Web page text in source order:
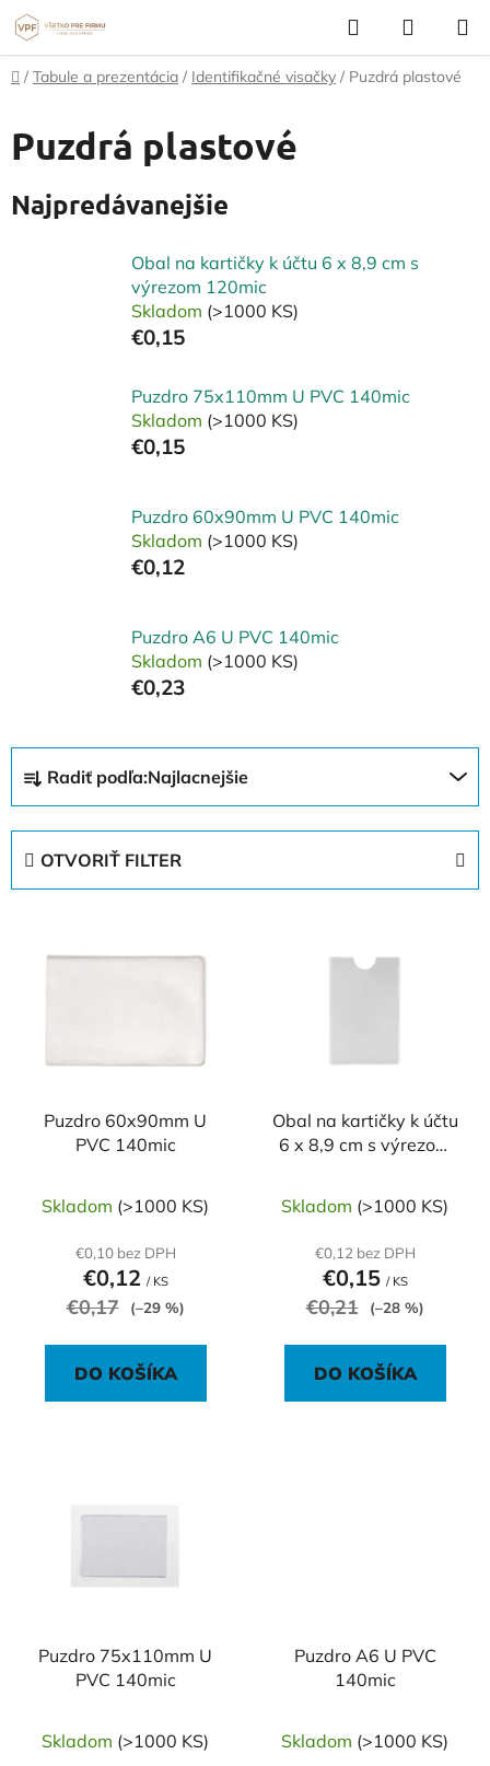
Prejsť
na
obsah
Hľadať
KOŠÍK
Domov
/ Tabule a prezentácia / Identifikačné visačky / Puzdrá plastové
Puzdrá plastové
Najpredávanejšie
Obal na kartičky k účtu 6 x 8,9 cm s
výrezom 120mic
Skladom (>1000 KS)
€0,15
Puzdro 75x110mm U PVC 140mic
Skladom (>1000 KS)
€0,15
Puzdro 60x90mm U PVC 140mic
Skladom (>1000 KS)
€0,12
Puzdro A6 U PVC 140mic
Skladom (>1000 KS)
€0,23
d
Radiť podľa:Najlacnejšie
OTVORIŤ FILTER
Puzdro 60x90mm U
PVC 140mic
Skladom (>1000 KS)
€0,10 bez DPH
€0,12 / KS
€0,17 (–29 %)
DO KOŠÍKA
Obal na kartičky k účtu
6 x 8,9 cm s výrezom
Skladom (>1000 KS)
€0,12 bez DPH
€0,15 / KS
€0,21 (–28 %)
DO KOŠÍKA
Puzdro 75x110mm U
PVC 140mic
Skladom (>1000 KS)
Puzdro A6 U PVC
140mic
Skladom (>1000 KS)